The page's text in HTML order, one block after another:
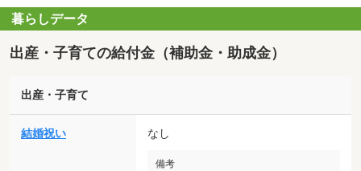
暮らしデータ
出産・子育ての給付金（補助金・助成金）
出産・子育て
結婚祝い なし
備考